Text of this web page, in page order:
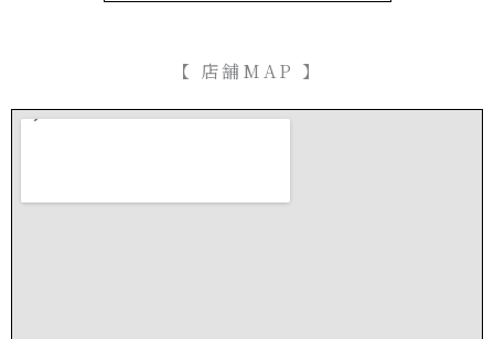
【 店舗MAP 】